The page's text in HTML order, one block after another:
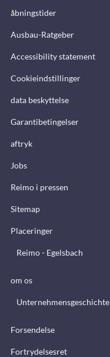
åbningstider
Ausbau-Ratgeber
Accessibility statement
Cookieindstillinger
data beskyttelse
Garantibetingelser
aftryk
Jobs
Reimo i pressen
Sitemap
Placeringer
Reimo - Egelsbach
om os
Unternehmensgeschichte
Forsendelse
Fortrydelsesret